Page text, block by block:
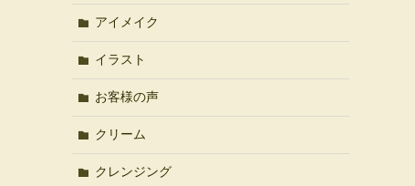
アイメイク
イラスト
お客様の声
クリーム
クレンジング